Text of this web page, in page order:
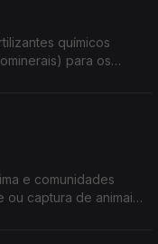
químicos
para os
e comunidades
ou captura de animais